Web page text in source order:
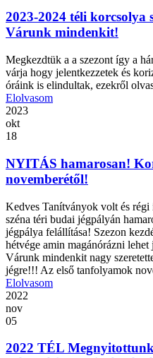
2023-2024 téli korcsolya
Várunk mindenkit!
Megkezdtük a a szezont így a
várja hogy jelentkezzetek és
óráink is elindultak, ezekről
Elolvasom
2023
okt
18
NYITÁS hamarosan!
novemberétől!
Kedves Tanítványok volt és
széna téri budai jégpályán
jégpálya felállítása! Szezon
hétvége amin magánórázni
Várunk mindenkit nagy
jégre!!! Az első tanfolyamok
Elolvasom
2022
nov
05
2022 TÉL